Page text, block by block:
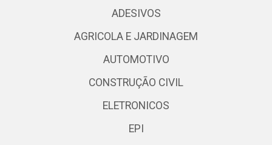
ADESIVOS
AGRICOLA E JARDINAGEM
AUTOMOTIVO
CONSTRUÇÃO CIVIL
ELETRONICOS
EPI